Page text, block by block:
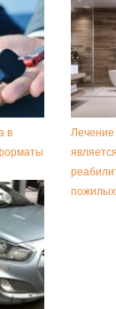
в
Лечение
пожилых